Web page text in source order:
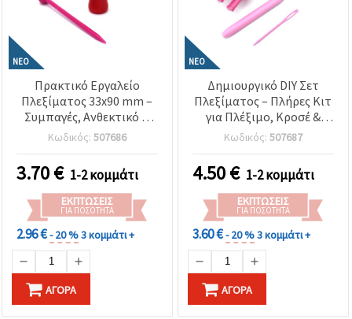
ΝΈΟ
Πρακτικό Εργαλείο
Πλεξίματος 33x90 mm –
Συμπαγές, Ανθεκτικό &
Ιδανικό για Ύφανση,
Βελονάκι και
Δημιουργικές
Χειροτεχνίες με Νήμα
Κωδικός: 507686
3.70€ 1-2 κομμάτι
ΕΚΠΤΏΣΕΙΣ
ΓΙΑ ΠΟΣΌΤΗΤΑ
2.96 €- 20 %3 κομμάτι +
ΑΓΟΡΆ
ΝΈΟ
Δημιουργικό DIY Σετ
Πλεξίματος – Πλήρες Κιτ
για Πλέξιμο, Κροσέ &
Χειροποίητες
Κατασκευές – Ιδανικό για
Αρχάριους και
Χειροτέχνες
Κωδικός: 507687
4.50€ 1-2 κομμάτι
ΕΚΠΤΏΣΕΙΣ
ΓΙΑ ΠΟΣΌΤΗΤΑ
3.60 €- 20 %3 κομμάτι +
ΑΓΟΡΆ